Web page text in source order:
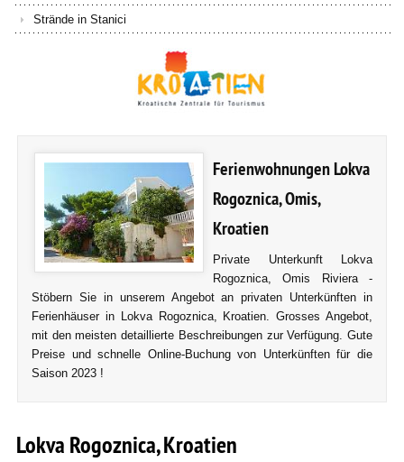
Strände in Stanici
Ferienwohnungen Lokva
Rogoznica, Omis,
Kroatien
Private Unterkunft Lokva
Rogoznica, Omis Riviera -
Stöbern Sie in unserem Angebot an privaten Unterkünften in
Ferienhäuser in Lokva Rogoznica, Kroatien. Grosses Angebot,
mit den meisten detaillierte Beschreibungen zur Verfügung. Gute
Preise und schnelle Online-Buchung von Unterkünften für die
Saison 2023 !
Lokva Rogoznica, Kroatien